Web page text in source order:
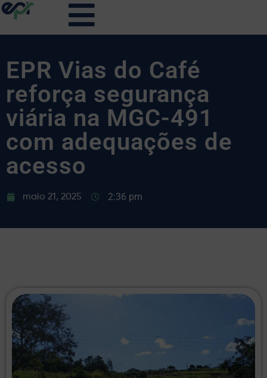
EPR Vias do Café
reforça segurança
viária na MGC-491
com adequações de
acesso
maio 21, 2025 2:36 pm